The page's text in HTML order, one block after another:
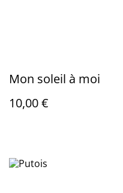
Mon soleil à moi
10,00 €